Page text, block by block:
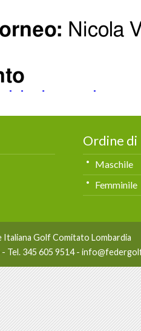
Ordine
Maschile
Femminile
Golf Comitato Lombardia
Tel. 345 605 9514 -